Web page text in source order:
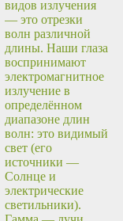
видов излучения
— это отрезки
волн различной
длины. Наши глаза
воспринимают
электромагнитное
излучение в
определённом
диапазоне длин
волн: это видимый
свет (его
источники —
Солнце и
электрические
светильники).